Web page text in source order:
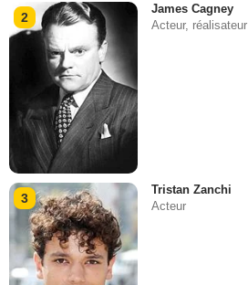
2
James Cagney
Acteur, réalisateur
3
Tristan Zanchi
Acteur